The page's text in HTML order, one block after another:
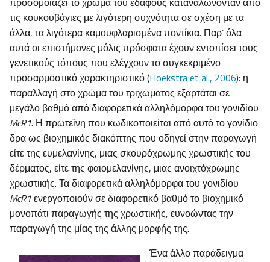
τις κουκουβάγιες με λιγότερη συχνότητα σε σχέση με τα
άλλα, τα λιγότερα καμουφλαρισμένα ποντίκια. Παρ’ όλα
αυτά οι επιστήμονες μόλις πρόσφατα έχουν εντοπίσει τους
γενετικούς τόπους που ελέγχουν το συγκεκριμένο
προσαρμοστικό χαρακτηριστικό (Hoekstra et al., 2006): η
παραλλαγή στο χρώμα του τριχώματος εξαρτάται σε
μεγάλο βαθμό από διαφορετικά αλληλόμορφα του γονιδίου
McR1. Η πρωτεΐνη που κωδικοποιείται από αυτό το γονίδιο
δρα ως βιοχημικός διακόπτης που οδηγεί στην παραγωγή
είτε της ευμελανίνης, μιας σκουρόχρωμης χρωστικής του
δέρματος, είτε της φαιομελανίνης, μιας ανοιχτόχρωμης
χρωστικής. Τα διαφορετικά αλληλόμορφα του γονιδίου
McR1ενεργοποιούν σε διαφορετικό βαθμό το βιοχημικό
μονοπάτι παραγωγής της χρωστικής, ευνοώντας την
παραγωγή της μίας της άλλης μορφής της.
Ένα άλλο παράδειγμα